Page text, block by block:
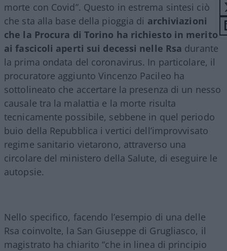
morte con Covid”. Questo in estrema sintesi ciò
che sta alla base della pioggia di archiviazioni
che la Procura di Torino ha richiesto in merito
ai fascicoli aperti sui decessi nelle Rsa durante
la prima ondata del coronavirus. In particolare, il
procuratore aggiunto Vincenzo Pacileo ha
sottolineato che accertare la presenza di un nesso
causale tra la malattia e la morte risulta
tecnicamente possibile, sebbene in quel periodo
buio della Repubblica i vertici dell’improvvisato
regime sanitario vietarono, attraverso una
circolare del ministero della Salute, di eseguire le
autopsie.
Nello specifico, facendo l’esempio di una delle
Rsa coinvolte, la San Giuseppe di Grugliasco, il
magistrato ha chiarito “che in linea di principio